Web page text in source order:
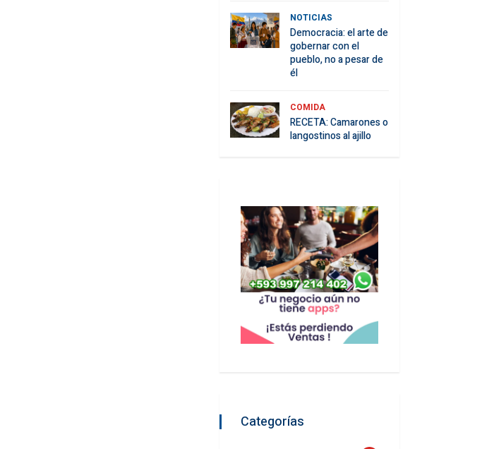
NOTICIAS
Democracia: el arte de
gobernar con el
pueblo, no a pesar de
él
COMIDA
RECETA: Camarones o
langostinos al ajillo
Categorías